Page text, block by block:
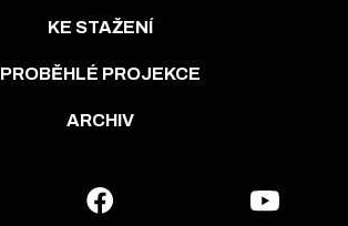
KE STAŽENÍ
PROBĚHLÉ PROJEKCE
ARCHIV